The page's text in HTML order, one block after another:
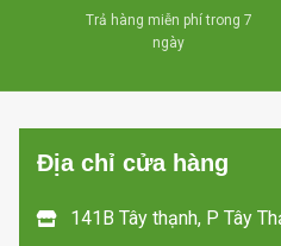
Trả hàng miễn phí trong 7
ngày
Địa chỉ cửa hàng
141B Tây thạnh, P Tây